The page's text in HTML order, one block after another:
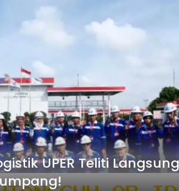
UPER Teliti Langsung